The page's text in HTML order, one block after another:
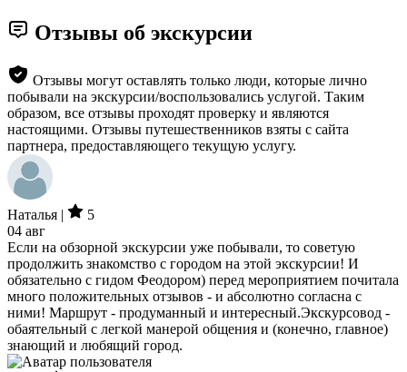
Отзывы об экскурсии
Отзывы могут оставлять только люди, которые лично
побывали на экскурсии/воспользовались услугой. Таким
образом, все отзывы проходят проверку и являются
настоящими. Отзывы путешественников взяты с сайта
партнера, предоставляющего текущую услугу.
Наталья |
5
04 авг
Если на обзорной экскурсии уже побывали, то советую
продолжить знакомство с городом на этой экскурсии! И
обязательно с гидом Феодором) перед мероприятием почитала
много положительных отзывов - и абсолютно согласна с
ними! Маршрут - продуманный и интересный.Экскурсовод -
обаятельный с легкой манерой общения и (конечно, главное)
знающий и любящий город.